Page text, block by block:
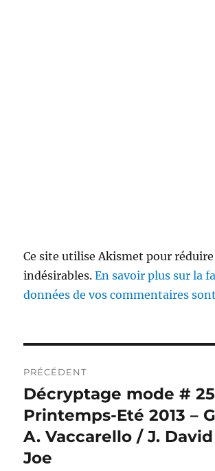
Ce site utilise Akismet pour
indésirables.En savoir plus sur la
données de vos commentaires
de
l’article
PRÉCÉDENT
Publication
précédente :
Décryptage mode #
Printemps-Eté 2013 –
A. Vaccarello / J.
Joe